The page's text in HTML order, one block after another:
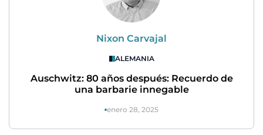
Nixon Carvajal
ALEMANIA
Auschwitz: 80 años después: Recuerdo de
una barbarie innegable
enero 28, 2025